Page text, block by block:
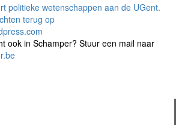
politieke wetenschappen aan de UGent.
terug op
ook in Schamper? Stuur een mail naar